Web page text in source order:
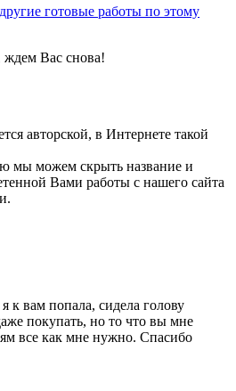
другие готовые работы по этому
ждем Вас снова!
авторской, в Интернете такой
мы можем скрыть название и
Вами работы с нашего сайта
к вам попала, сидела голову
покупать, но то что вы мне
все как мне нужно. Спасибо